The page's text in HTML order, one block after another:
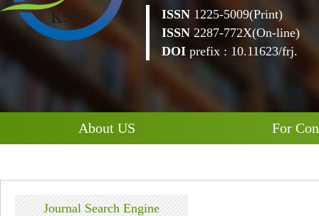
ISSN 1225-5009(Print)
ISSN 2287-772X(On-line)
DOI prefix : 10.11623/frj.
About US For
Journal Search Engine